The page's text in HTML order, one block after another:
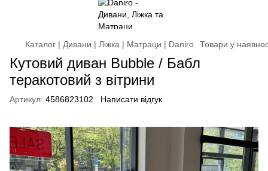
Каталог | Дивани | Ліжка | Матраци | Daniro Товари у
Кутовий диван Bubble / Бабл
теракотовий з вітрини
Артикул: 4586823102 Написати відгук